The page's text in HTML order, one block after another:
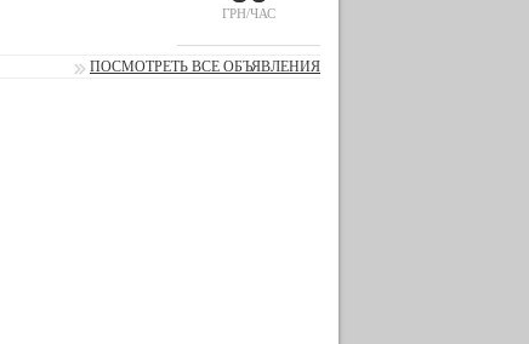
ГРН/ЧАС
ПОСМОТРЕТЬ ВСЕ ОБЪЯВЛЕНИЯ